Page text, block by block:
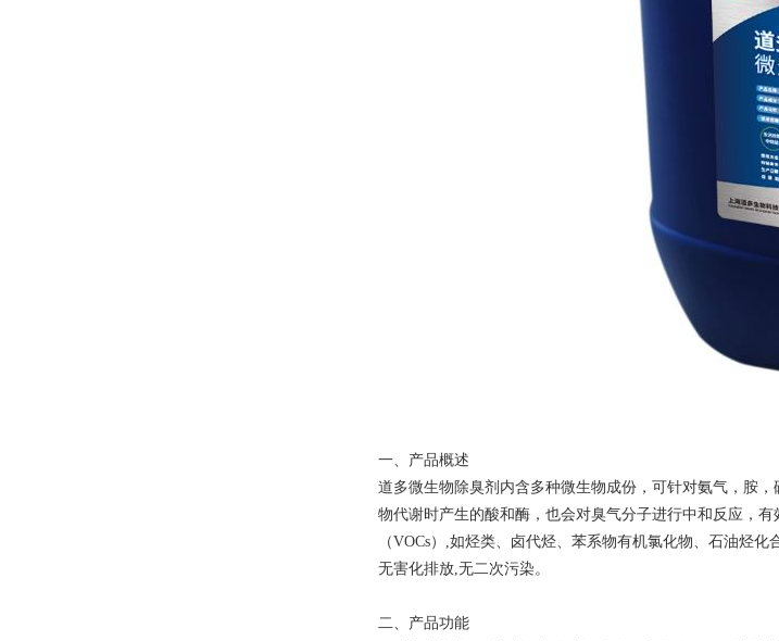
一、产品概述
道多微生物除臭剂内含多种微生物成份，可针对氨气，胺
物代谢时产生的酸和酶，也会对臭气分子进行中和反应，
（VOCs） ,如烃类、卤代烃、苯系物有机氯化物、石油烃化
无害化排放,无二次污染。
二、产品功能